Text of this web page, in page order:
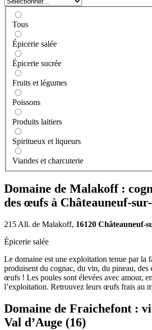
Tous
Épicerie salée
Épicerie sucrée
Fruits et légumes
Poissons
Produits laitiers
Spiritueux et liqueurs
Viandes et charcuterie
Domaine de Malakoff :
des œufs à Châteauneuf-
215 All. de Malakoff, 16120 Châteauneuf-
Épicerie salée
Le domaine est une exploitation tenue par la
produisent du cognac, du vin, du pineau,
œufs ! Les poules sont élevées avec amour,
l’exploitation. Retrouvez leurs œufs frais au
Domaine de Fraichefont :
Val d’Auge (16)